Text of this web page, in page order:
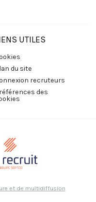
UTILES
du site
recruteurs
des
et de multidiffusion